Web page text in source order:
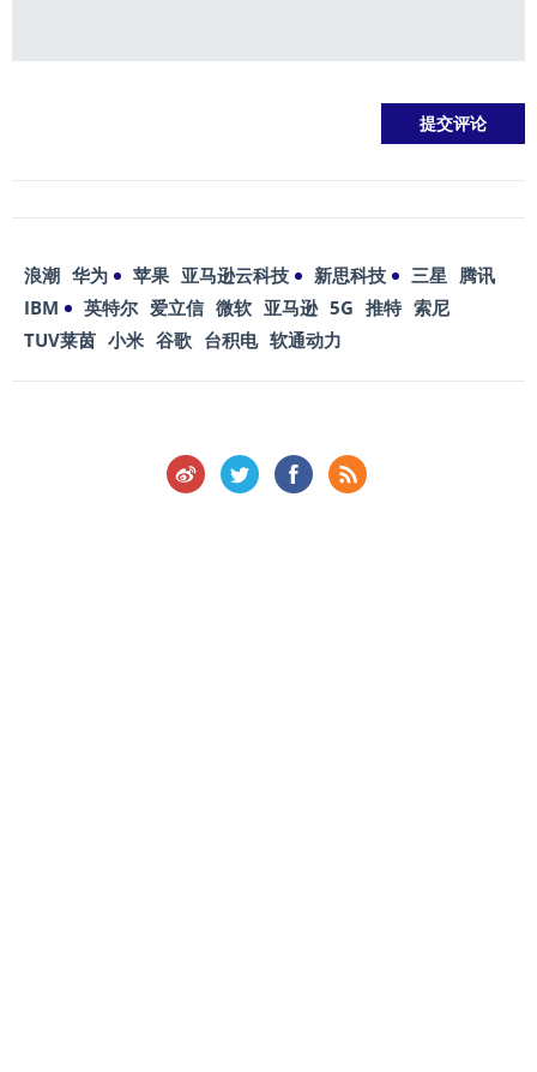
浪潮 华为 苹果 亚马逊云科技 新思科技 三星 腾讯
IBM
英特尔 爱立信 微软 亚马逊 5G 推特 索尼
TUV莱茵 小米 谷歌 台积电 软通动力